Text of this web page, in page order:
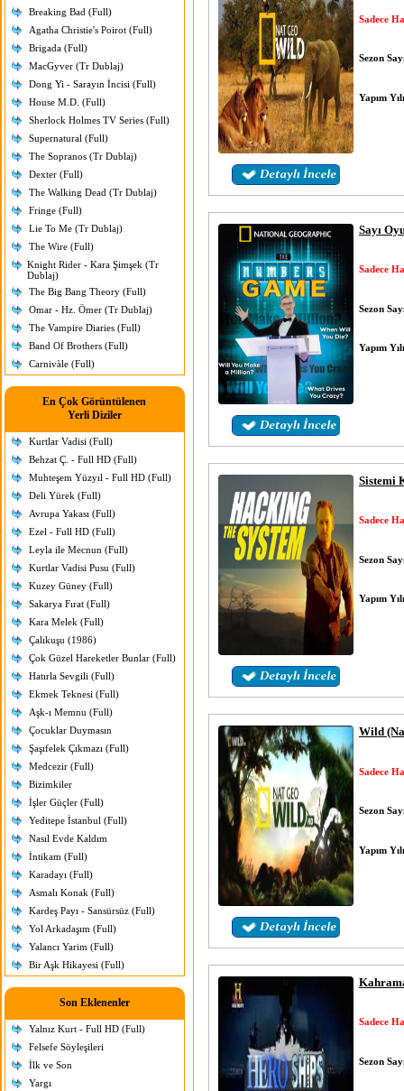
Breaking Bad (Full)
Agatha Christie's Poirot (Full)
Brigada (Full)
MacGyver (Tr Dublaj)
Dong Yi - Sarayın İncisi (Full)
House M.D. (Full)
Sherlock Holmes TV Series (Full)
Supernatural (Full)
The Sopranos (Tr Dublaj)
Dexter (Full)
The Walking Dead (Tr Dublaj)
Fringe (Full)
Lie To Me (Tr Dublaj)
The Wire (Full)
Knight Rider - Kara Şimşek (Tr
Dublaj)
The Big Bang Theory (Full)
Omar - Hz. Ömer (Tr Dublaj)
The Vampire Diaries (Full)
Band Of Brothers (Full)
Carnivàle (Full)
En Çok Görüntülenen
Yerli Diziler
Kurtlar Vadisi (Full)
Behzat Ç. - Full HD (Full)
Muhteşem Yüzyıl - Full HD (Full)
Deli Yürek (Full)
Avrupa Yakası (Full)
Ezel - Full HD (Full)
Leyla ile Mecnun (Full)
Kurtlar Vadisi Pusu (Full)
Kuzey Güney (Full)
Sakarya Fırat (Full)
Kara Melek (Full)
Çalıkuşu (1986)
Çok Güzel Hareketler Bunlar (Full)
Hatırla Sevgili (Full)
Ekmek Teknesi (Full)
Aşk-ı Memnu (Full)
Çocuklar Duymasın
Şaşıfelek Çıkmazı (Full)
Medcezir (Full)
Bizimkiler
İşler Güçler (Full)
Yeditepe İstanbul (Full)
Nasıl Evde Kaldım
İntikam (Full)
Karadayı (Full)
Asmalı Konak (Full)
Kardeş Payı - Sansürsüz (Full)
Yol Arkadaşım (Full)
Yalancı Yarim (Full)
Bir Aşk Hikayesi (Full)
Son Eklenenler
Yalnız Kurt - Full HD (Full)
Felsefe Söyleşileri
İlk ve Son
Yargı
Sadece
Sezon
Yapım
Sayı
Sadece
Sezon
Yapım
Sistemi
Sadece
Sezon
Yapım
Wild
Sadece
Sezon
Yapım
Sadece
Sezon